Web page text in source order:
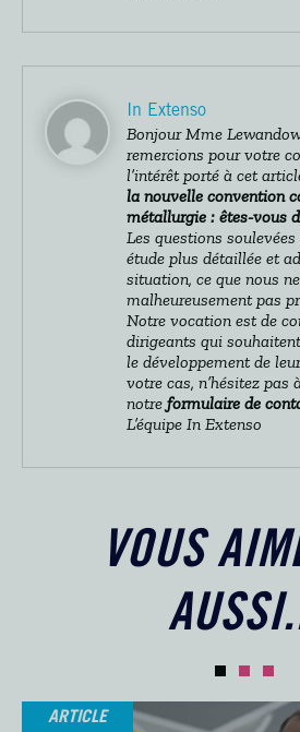
In Extenso
Bonjour Mme
remercions pour votre
l’intérêt porté à cet
la nouvelle convention
métallurgie : êtes-vous
Les questions
étude plus détaillée et
situation, ce que nous
malheureusement pas
Notre vocation est de
dirigeants qui
le développement de
votre cas, n’hésitez pas
notre formulaire de
L’équipe In Extenso
VOUS
ARTICLE